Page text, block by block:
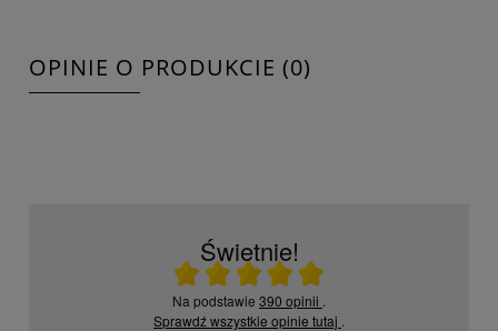
OPINIE O PRODUKCIE (0)
Świetnie!
Ocena średnia 5 na 5
Na podstawie 390 opinii .
Sprawdź wszystkie opinie tutaj .